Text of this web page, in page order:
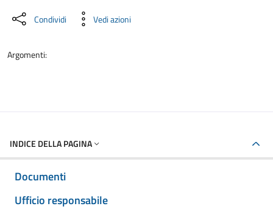
Condividi Vedi azioni
Argomenti:
INDICE DELLA PAGINA
Documenti
Ufficio responsabile